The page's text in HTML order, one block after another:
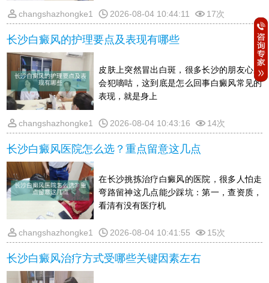
changshazhongke1 2026-08-04 10:44:11 17次
长沙白癜风的护理要点及表现有哪些
皮肤上突然冒出白斑，很多长沙的朋友心里
会犯嘀咕，这到底是怎么回事白癜风常见的
表现，就是身上
changshazhongke1 2026-08-04 10:43:16 14次
长沙白癜风医院怎么选？重点留意这几点
在长沙挑拣治疗白癜风的医院，很多人怕走
弯路留神这几点能少踩坑：第一，查资质，
看清有没有医疗机
changshazhongke1 2026-08-04 10:41:55 15次
长沙白癜风治疗方式受哪些关键因素左右